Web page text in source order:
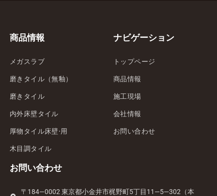
商品情報
メガスラブ
磨きタイル（無釉）
磨きタイル
内外床壁タイル
厚物タイル床壁·用
木目調タイル
ナビゲーション
トップページ
商品情報
施工現場
会社情報
お問い合わせ
お問い合わせ
〒184—0002 東京都小金井市梶野町5丁目11—5—302（本